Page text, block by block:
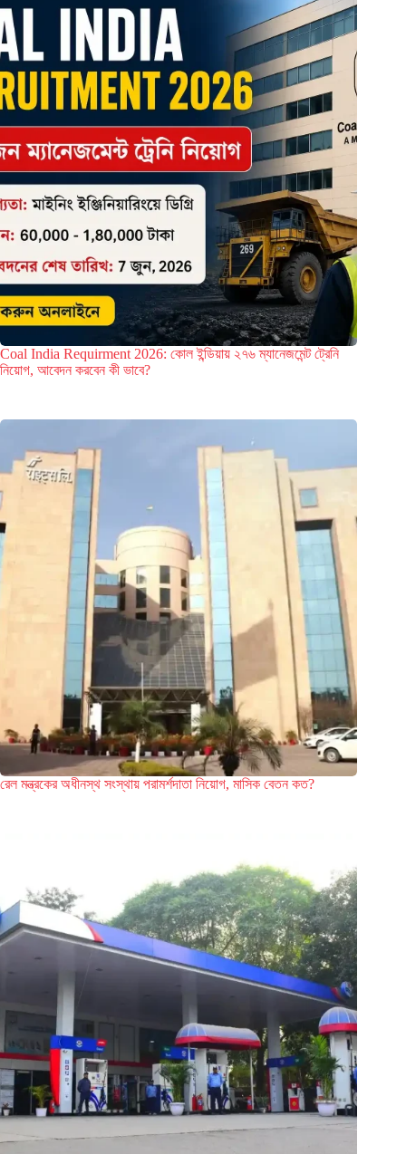
Coal India Requirment 2026: কোল ইন্ডিয়ায় ২৭৬ ম্যানেজমেন্ট ট্রেনি
নিয়োগ, আবেদন করবেন কী ভাবে?
রেল মন্ত্রকের অধীনস্থ সংস্থায় পরামর্শদাতা নিয়োগ, মাসিক বেতন কত?